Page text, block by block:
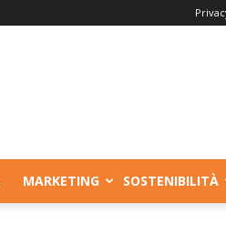
MARKETING SOSTENIBILITÀ